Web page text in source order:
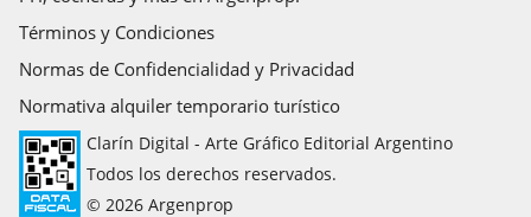
Términos y Condiciones
Normas de Confidencialidad y Privacidad
Normativa alquiler temporario turístico
Clarín Digital - Arte Gráfico Editorial Argentino
Todos los derechos reservados.
© 2026 Argenprop